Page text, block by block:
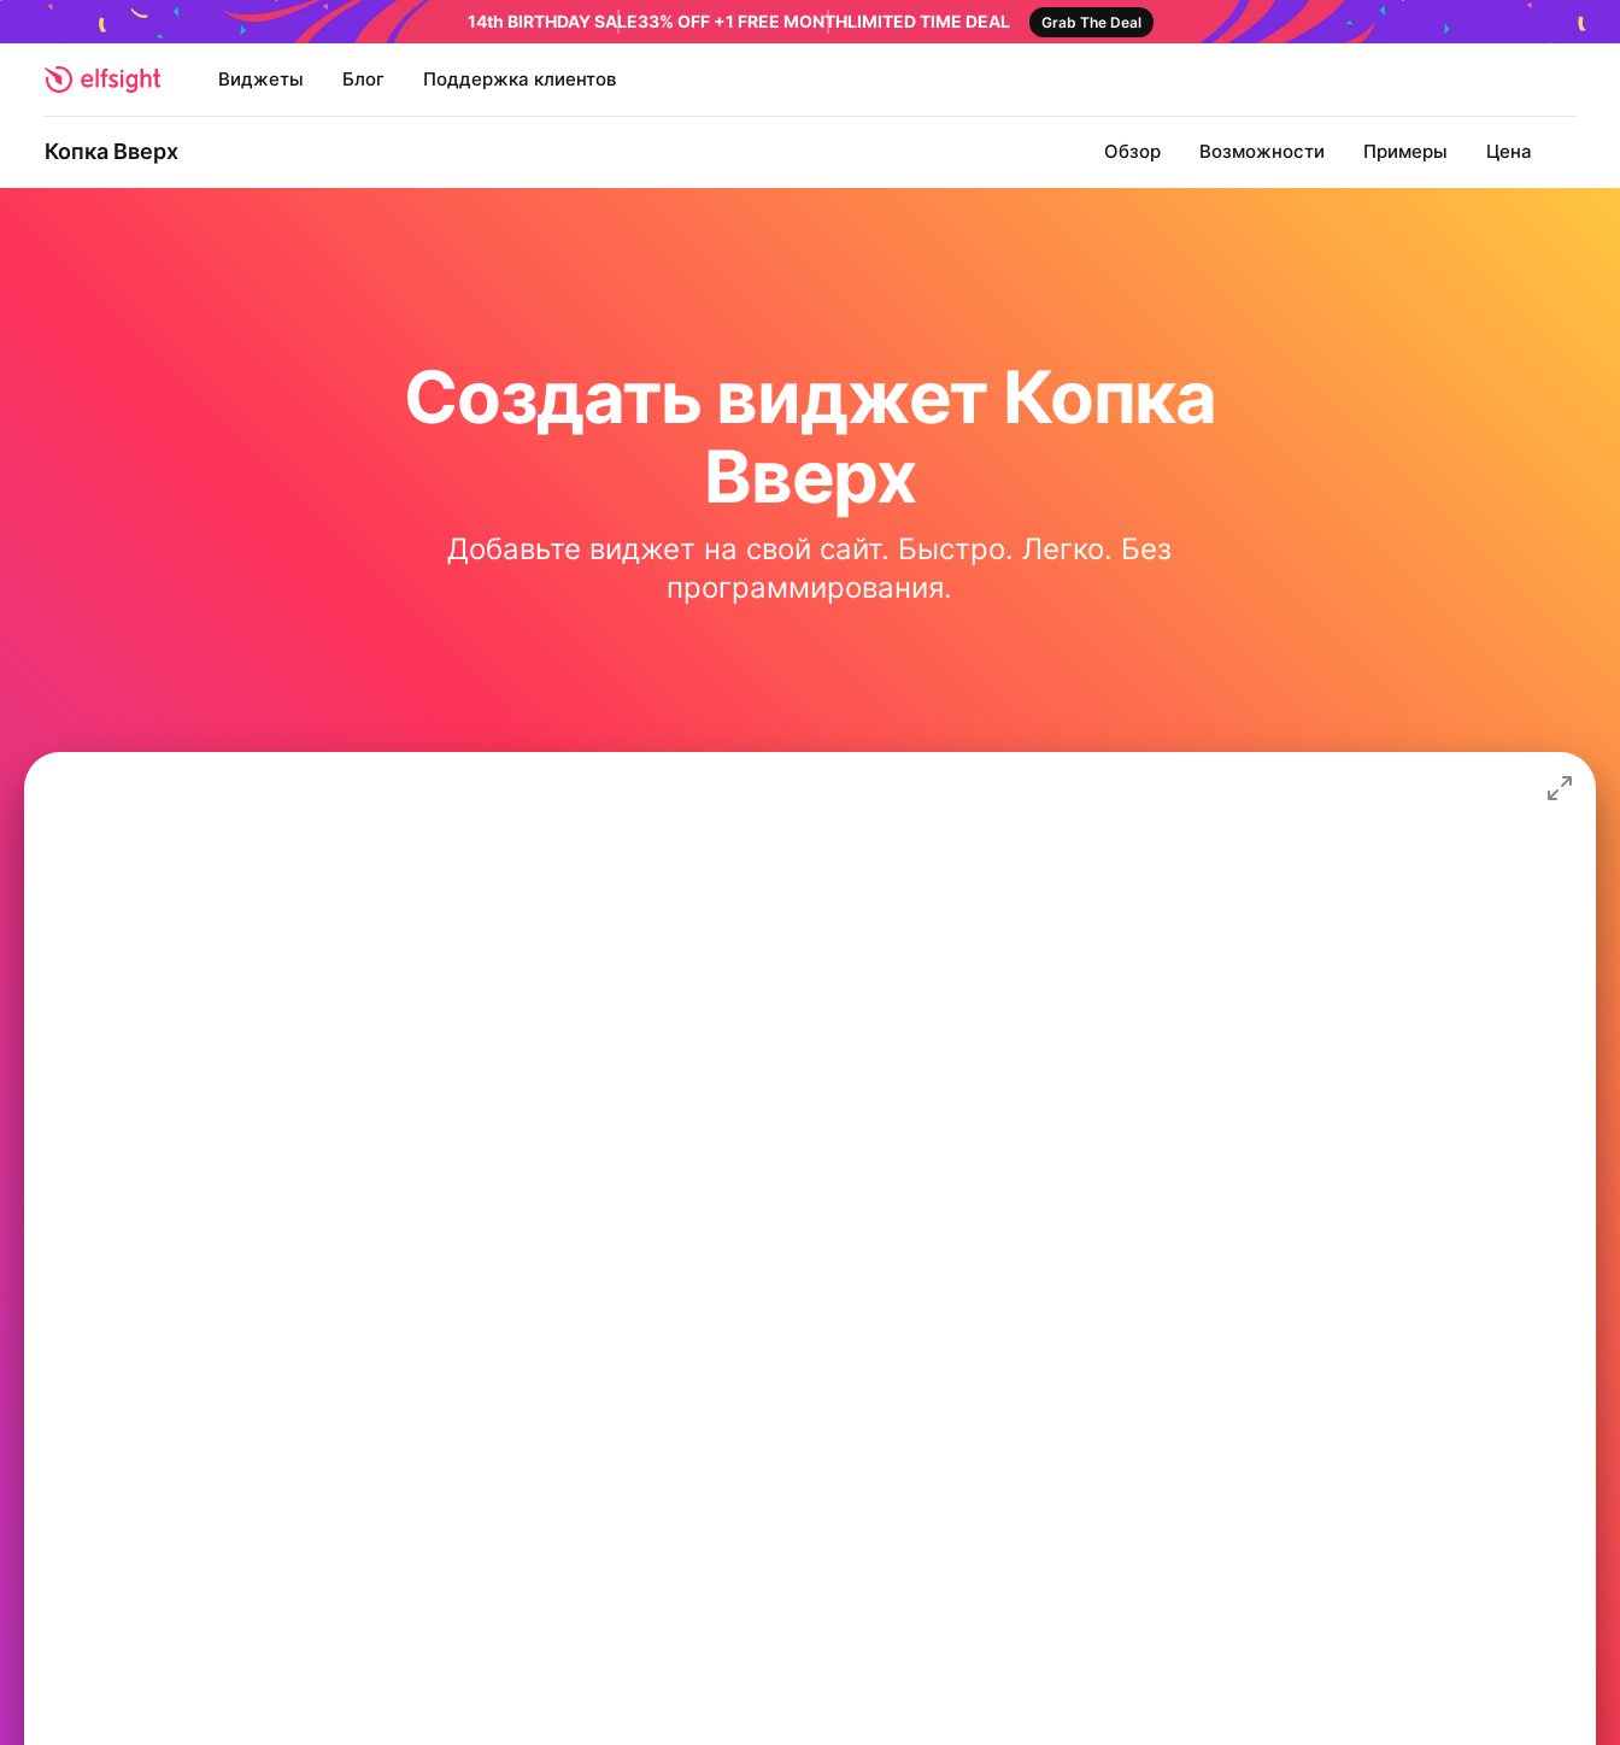
14th BIRTHDAY SALE33% OFF +1 FREE MONTHLIMITED TIME DEAL Grab The Deal
Виджеты Блог Поддержка клиентов
Копка Вверх Обзор Возможности Примеры Цена
Создать виджет Копка
Вверх
Добавьте виджет на свой сайт. Быстро. Легко. Без
программирования.